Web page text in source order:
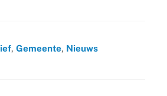
, Gemeente, Nieuws